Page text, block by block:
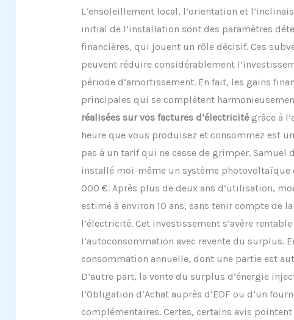
L’ensoleillement local, l’orientation et
initial de l’installation sont des paramètres
financières, qui jouent un rôle décisif. Ces
peuvent réduire considérablement
période d’amortissement. En fait, les gains
principales qui se complètent
réalisées sur vos factures d’électricitégrâce à
heure que vous produisez et consommez est
pas à un tarif qui ne cesse de grimper. Samuel
installé moi-même un système photovoltaïque
000 €. Après plus de deux ans d’utilisation,
estimé à environ 10 ans, sans tenir compte de
l’électricité. Cet investissement s’avère
l’autoconsommation avec revente du surplus.
consommation annuelle, dont une partie est
D’autre part, la vente du surplus d’énergie
l’Obligation d’Achat auprès d’EDF ou d’un
complémentaires. Certes, certains avis